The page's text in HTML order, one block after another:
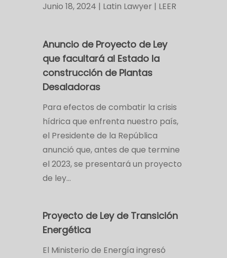
Junio 18, 2024 | Latin Lawyer | LEER
Anuncio de Proyecto de Ley
que facultará al Estado la
construcción de Plantas
Desaladoras
Para efectos de combatir la crisis
hídrica que enfrenta nuestro país,
el Presidente de la República
anunció que, antes de que termine
el 2023, se presentará un proyecto
de ley…
Proyecto de Ley de Transición
Energética
El Ministerio de Energía ingresó